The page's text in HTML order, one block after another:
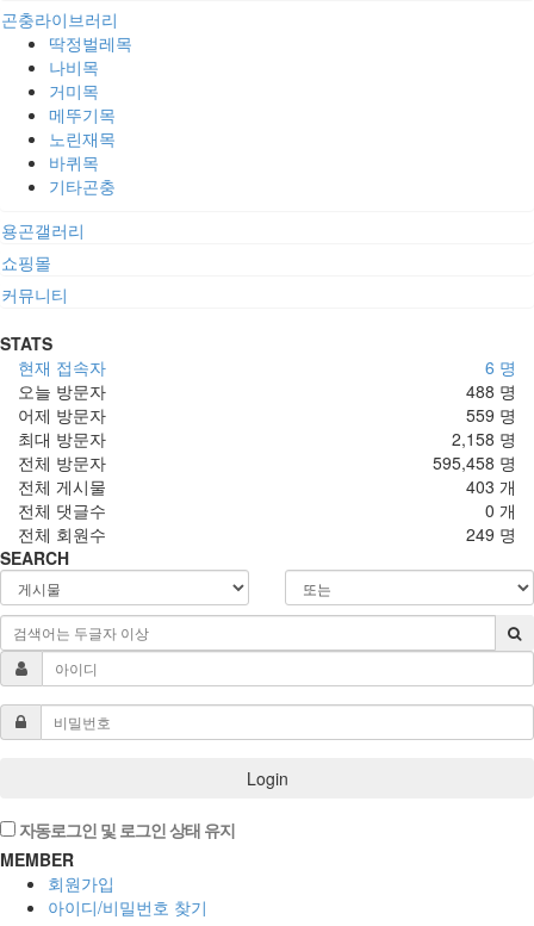
곤충라이브러리
딱정벌레목
나비목
거미목
메뚜기목
노린재목
바퀴목
기타곤충
용곤갤러리
쇼핑몰
커뮤니티
STATS
6 명
현재 접속자
488 명
오늘 방문자
559 명
어제 방문자
2,158 명
최대 방문자
595,458 명
전체 방문자
403 개
전체 게시물
0 개
전체 댓글수
249 명
전체 회원수
SEARCH
Login
자동로그인 및 로그인 상태 유지
MEMBER
회원가입
아이디/비밀번호 찾기